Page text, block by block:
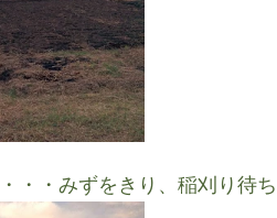
・・みずをきり、稲刈り待ち